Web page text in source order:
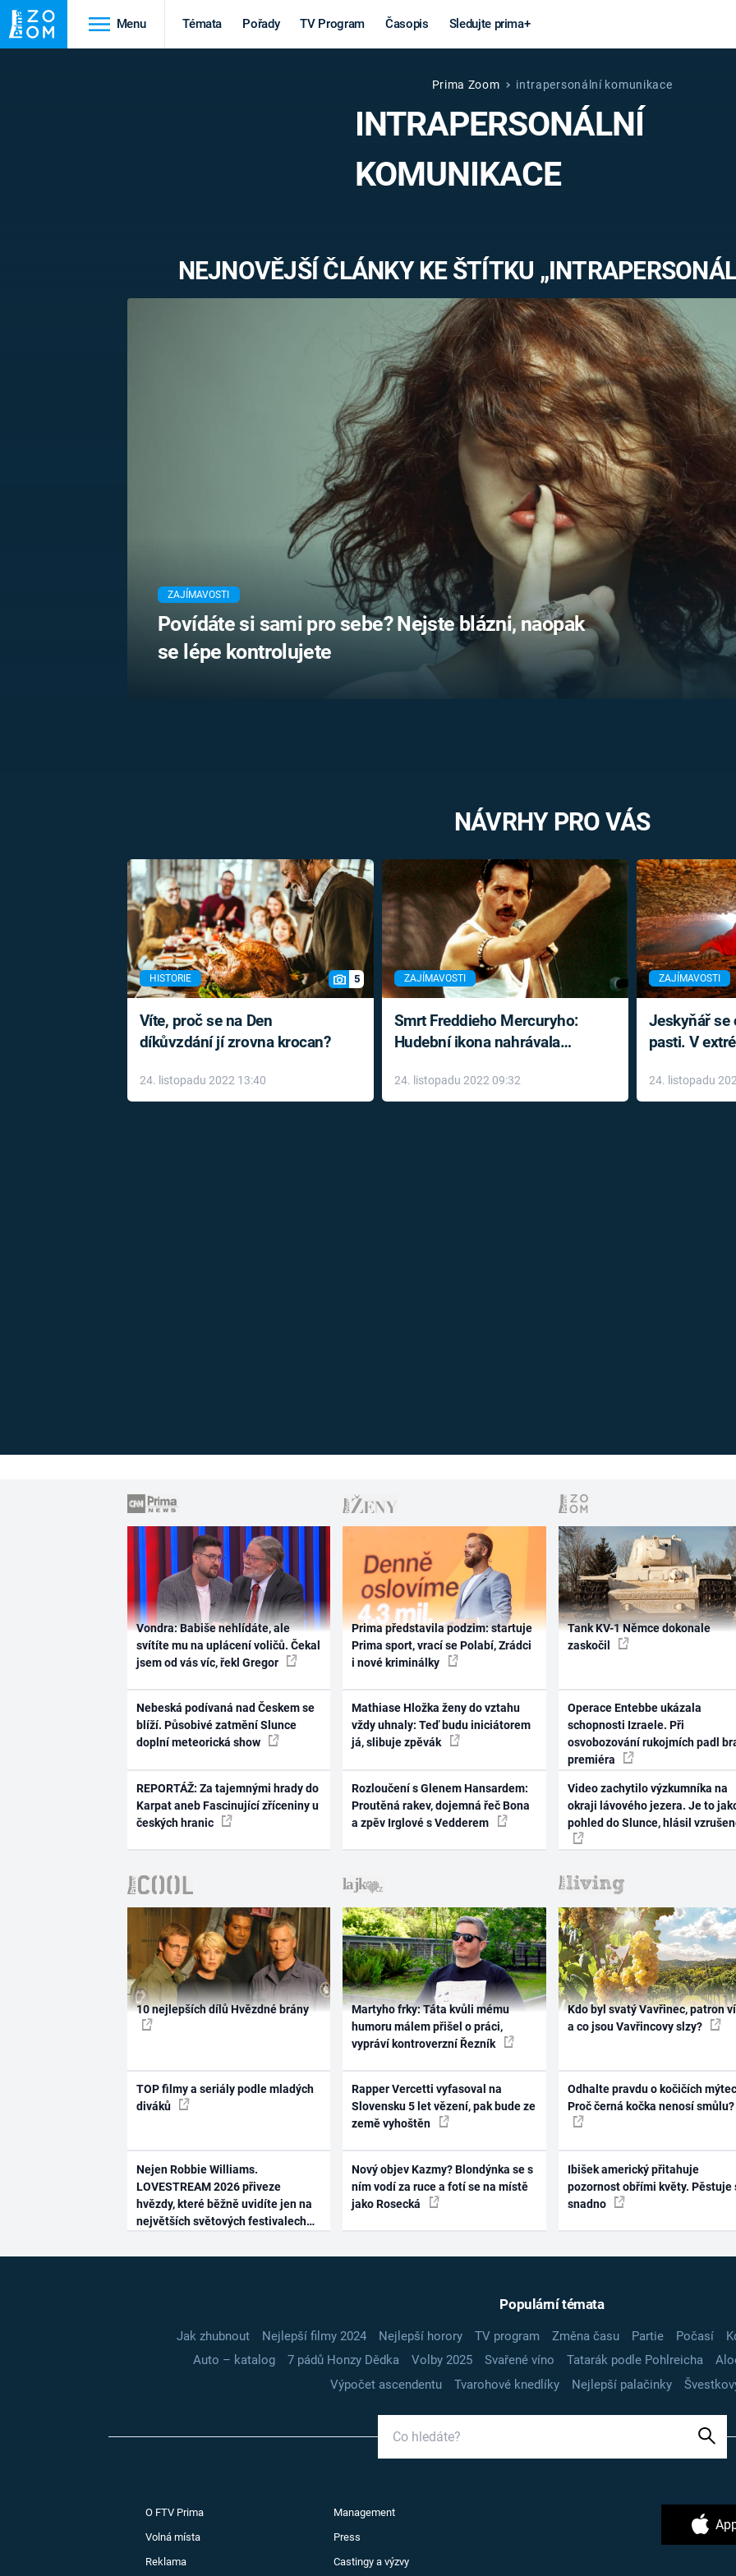
Menu Témata Pořady TV Program Časopis Sledujte prima+
Věda a
technika
KORONAVIRUS
KRÁLOVSKÁ
Záhady a
konspirace
UFO A
MIMOZEMŠŤANÉ
UTAJENÉ PŘÍBĚHY
ČESKÝCH DĚJIN
ALTERNATIVNÍ
HISTORIE
FILMY
REALITA
HORORY
REALITA
OPTICKÉ
KLAMY
Prima Zoom intrapersonální komunikace
INTRAPERSONÁLNÍ
KOMUNIKACE
NEJNOVĚJŠÍ ČLÁNKY KE ŠTÍTKU
ZAJÍMAVOSTI
Povídáte si sami pro sebe? Nejste blázni, naopak
se lépe kontrolujete
NÁVRHY PRO VÁS
HISTORIE 5
Víte, proč se na Den
díkůvzdání jí zrovna krocan?
24. listopadu 2022 13:40
ZAJÍMAVOSTI
Smrt Freddieho Mercuryho:
Hudební ikona nahrávala
léky
24. listopadu 2022 09:32
ZAJÍMAVOSTI
Jeskyňář se
pasti. V
24. listopadu
Vondra: Babiše nehlídáte, ale
svítíte mu na uplácení voličů. Čekal
jsem od vás víc, řekl Gregor
Nebeská podívaná nad Českem se
blíží. Působivé zatmění Slunce
doplní meteorická show
REPORTÁŽ: Za tajemnými hrady do
Karpat aneb Fascinující zříceniny u
českých hranic
Prima představila podzim: startuje
Prima sport, vrací se Polabí, Zrádci
i nové kriminálky
Mathiase Hložka ženy do vztahu
vždy uhnaly: Teď budu iniciátorem
já, slibuje zpěvák
Rozloučení s Glenem Hansardem:
Proutěná rakev, dojemná řeč Bona
a zpěv Irglové s Vedderem
Tank KV-1 Němce dokonale
zaskočil
Operace Entebbe ukázala
schopnosti Izraele. Při
osvobozování rukojmích padl
premiéra
Video zachytilo výzkumníka na
okraji lávového jezera. Je to
pohled do Slunce, hlásil
10 nejlepších dílů Hvězdné brány
TOP filmy a seriály podle mladých
diváků
Nejen Robbie Williams.
LOVESTREAM 2026 přiveze
hvězdy, které běžně uvidíte jen na
největších světových festivalech
Martyho frky: Táta kvůli mému
humoru málem přišel o práci,
vypráví kontroverzní Řezník
Rapper Vercetti vyfasoval na
Slovensku 5 let vězení, pak bude ze
země vyhoštěn
Nový objev Kazmy? Blondýnka se s
ním vodí za ruce a fotí se na místě
jako Rosecká
Kdo byl svatý Vavřinec, patron
a co jsou Vavřincovy slzy?
Odhalte pravdu o kočičích
Proč černá kočka nenosí smůlu?
Ibišek americký přitahuje
pozornost obřími květy. Pěstuje
snadno
Populární témata
Jak zhubnout Nejlepší filmy 2024 Nejlepší horory TV program Změna času Partie Počasí
Auto – katalog
7 pádů Honzy Dědka Volby 2025 Svařené víno Tatarák podle Pohlreicha
Výpočet ascendentu
Tvarohové knedlíky Nejlepší palačinky
O FTV Prima Management
Volná místa Press
Reklama Castingy a výzvy